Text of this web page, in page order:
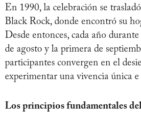
En 1990, la celebración se
Black Rock, donde encontró su
Desde entonces, cada año
de agosto y la primera de
participantes convergen en el
experimentar una vivencia única
Los principios fundamentales